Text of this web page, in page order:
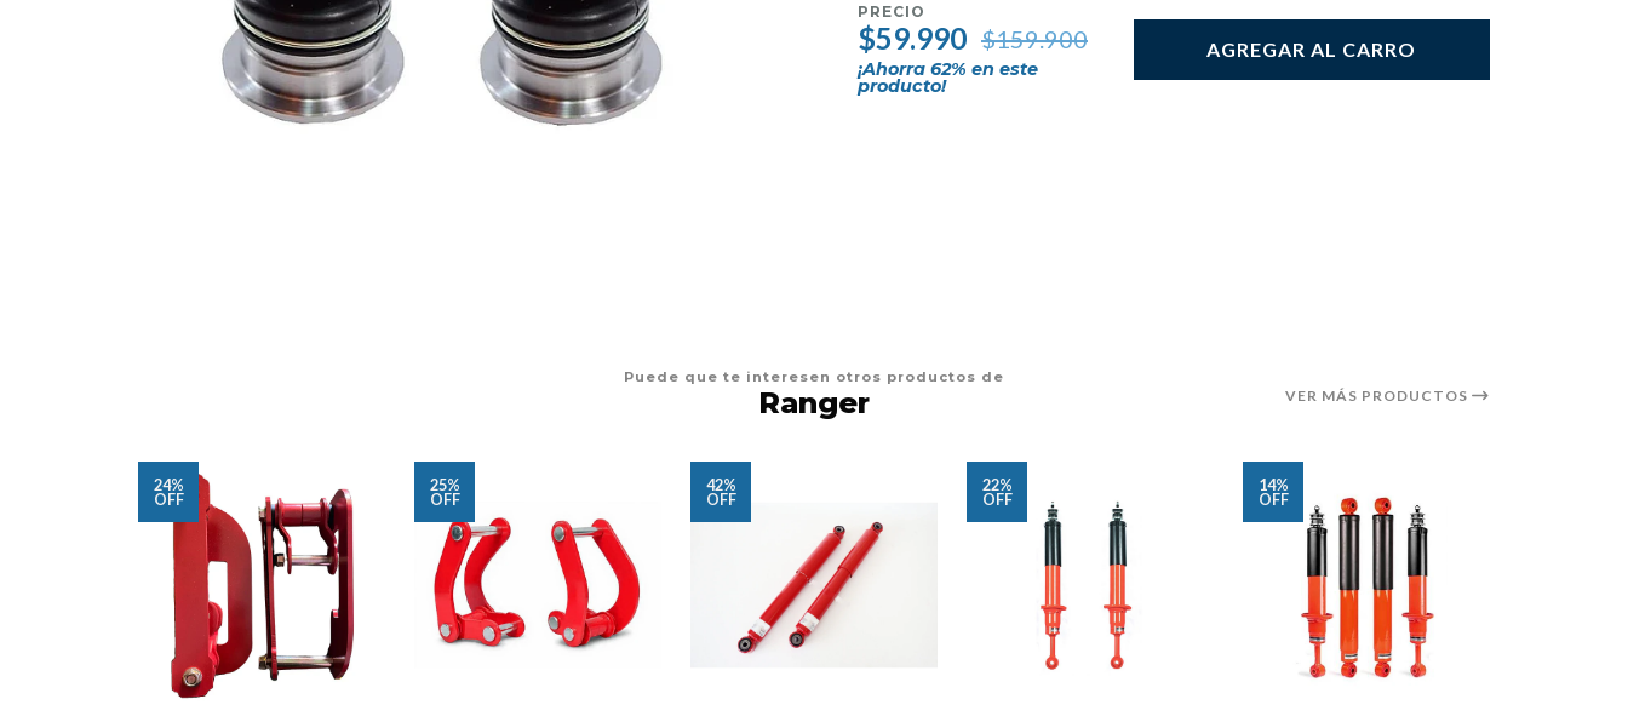
PRECIO
$59.990 $159.900
¡Ahorra 62% en este
producto!
AGREGAR AL CARRO
Puede que te interesen otros productos de
Ranger VER MÁS PRODUCTOS
24%
OFF
25%
OFF
42%
OFF
22%
OFF
14%
OFF